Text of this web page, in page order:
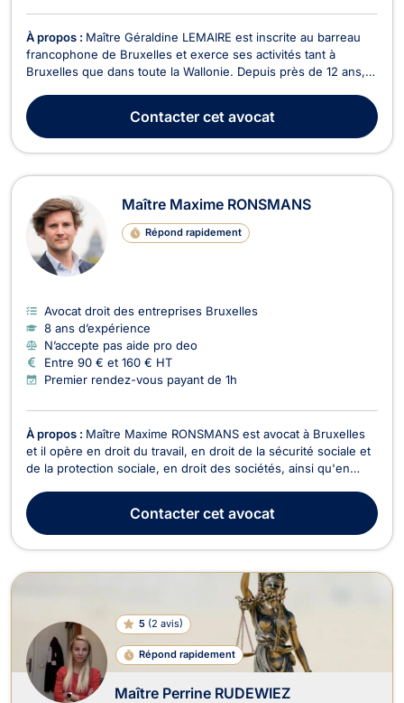
À propos : Maître Géraldine LEMAIRE est inscrite au barreau
francophone de Bruxelles et exerce ses activités tant à
Bruxelles que dans toute la Wallonie. Depuis près de 12 ans,
en droit social. En 2020, elle s’est associée avec d’autres
avocats et a fondé le cabinet « Lem...
Contactercet avocat
Maître Maxime RONSMANS
Répond rapidement
Avocat droit des entreprises Bruxelles
8 ans d’expérience
N’accepte pas aide pro deo
Entre 90 € et 160 € HT
Premier rendez-vous payant de 1h
À propos : Maître Maxime RONSMANS est avocat à Bruxelles
et il opère en droit du travail, en droit de la sécurité sociale et
de la protection sociale, en droit des sociétés, ainsi qu'en
RONSMANS est compétent en droit du travail, tant dans le
domaine des relations individuelles : li...
Contactercet avocat
5 (2 avis)
Répond rapidement
Maître Perrine RUDEWIEZ